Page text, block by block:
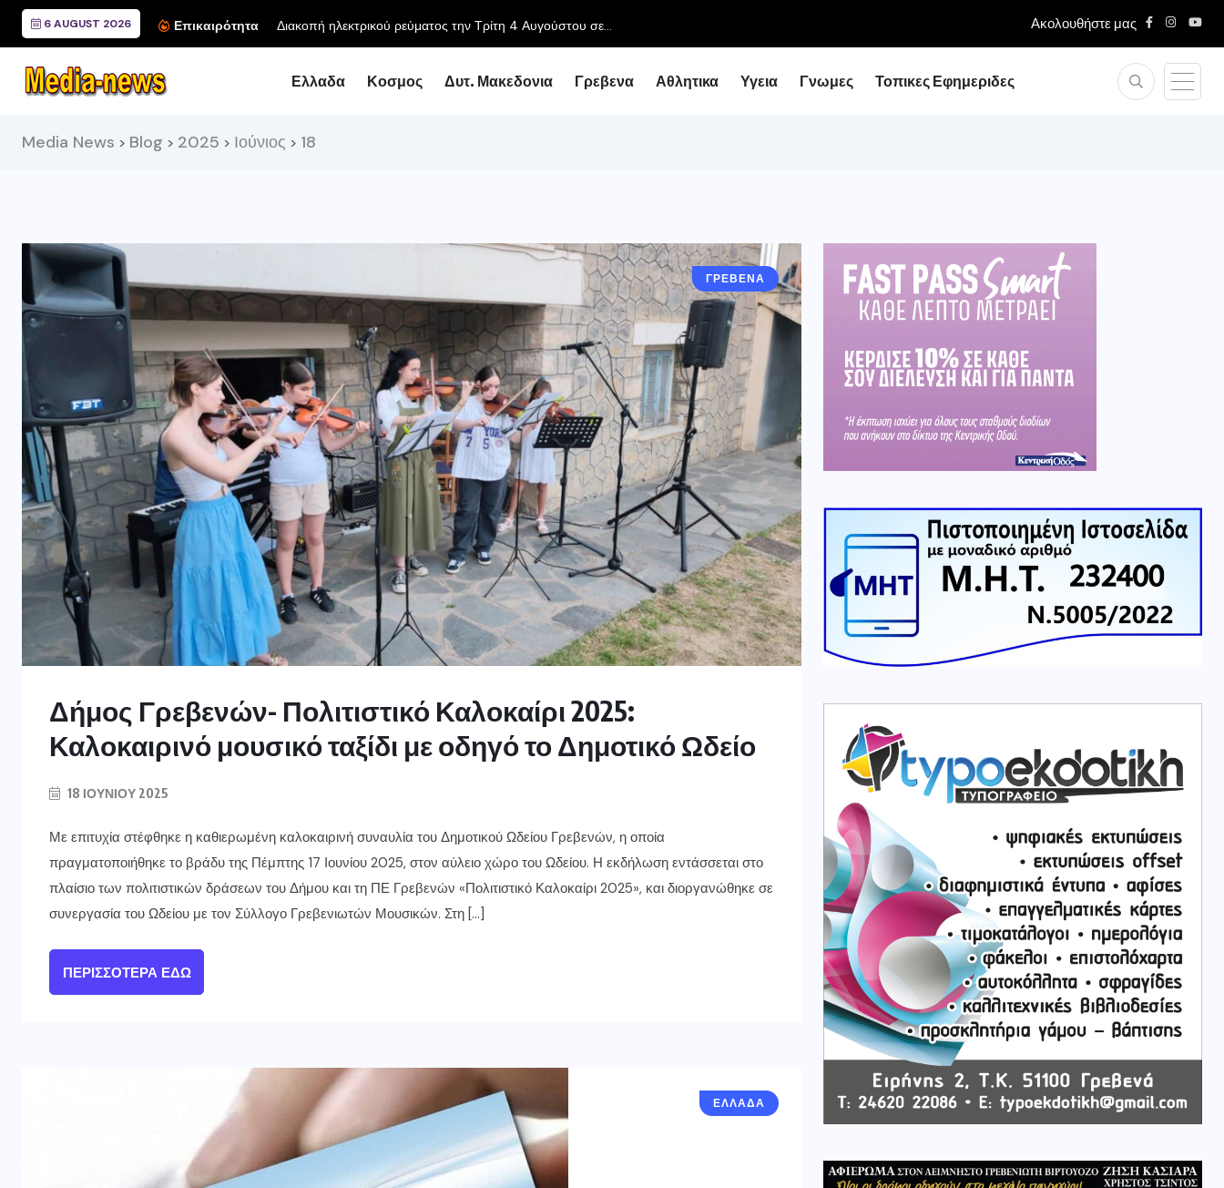
6 AUGUST 2026 Επικαιρότητα Διακοπή ηλεκτρικού ρεύματος την Τρίτη 4 Αυγούστου σε... Ακολουθήστε μας
Ελλαδα Κοσμος Δυτ. Μακεδονια Γρεβενα Αθλητικα Υγεια Γνωμες Τοπικες Εφημεριδες
Media News > Blog > 2025 > Ιούνιος > 18
ΓΡΕΒΕΝΑ
Δήμος Γρεβενών- Πολιτιστικό Καλοκαίρι 2025:
Καλοκαιρινό μουσικό ταξίδι με οδηγό το Δημοτικό Ωδείο
18 ΙΟΥΝΊΟΥ 2025
Με επιτυχία στέφθηκε η καθιερωμένη καλοκαιρινή συναυλία του Δημοτικού Ωδείου Γρεβενών, η οποία
πραγματοποιήθηκε το βράδυ της Πέμπτης 17 Ιουνίου 2025, στον αύλειο χώρο του Ωδείου. Η εκδήλωση εντάσσεται στο
πλαίσιο των πολιτιστικών δράσεων του Δήμου και τη ΠΕ Γρεβενών «Πολιτιστικό Καλοκαίρι 2025», και διοργανώθηκε σε
συνεργασία του Ωδείου με τον Σύλλογο Γρεβενιωτών Μουσικών. Στη […]
ΠΕΡΙΣΣΌΤΕΡΑ ΕΔΏ
ΕΛΛΑΔΑ